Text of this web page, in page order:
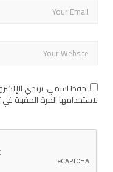
احفظ اسمي، بريدي
لاستخدامها المرة المقبلة